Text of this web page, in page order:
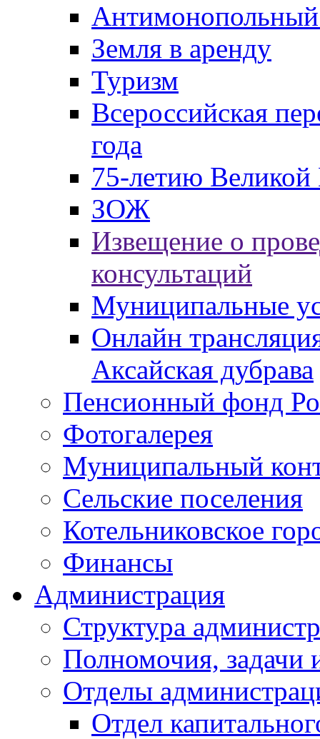
Антимонопольный
Земля в аренду
Туризм
Всероссийская
года
75-летию
ЗОЖ
Извещение о
консультаций
Муниципальные
Онлайн
Аксайская дубрава
Пенсионный фонд
Фотогалерея
Муниципальный
Сельские поселения
Котельниковское
Финансы
Администрация
Структура
Полномочия, задачи
Отделы
Отдел